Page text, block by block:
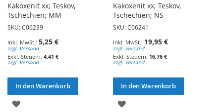
Kakoxenit xx; Teskov,
Tschechien; MM
SKU: C06239
5,25 €
zzgl. Versand
4,41 €
zzgl. Versand
In den Warenkorb
ZUR
Kakoxenit xx; Teskov,
Tschechien; NS
SKU: C06241
19,95 €
zzgl. Versand
16,76 €
zzgl. Versand
In den Warenkorb
ZUR